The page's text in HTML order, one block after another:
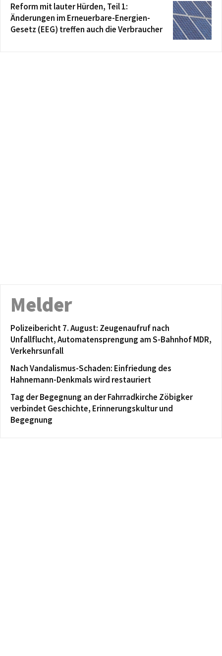
Reform mit lauter Hürden, Teil 1:
Änderungen im Erneuerbare-Energien-
Gesetz (EEG) treffen auch die Verbraucher
Melder
Polizeibericht 7. August: Zeugenaufruf nach
Unfallflucht, Automatensprengung am S-Bahnhof MDR,
Verkehrsunfall
Nach Vandalismus-Schaden: Einfriedung des
Hahnemann-Denkmals wird restauriert
Tag der Begegnung an der Fahrradkirche Zöbigker
verbindet Geschichte, Erinnerungskultur und
Begegnung